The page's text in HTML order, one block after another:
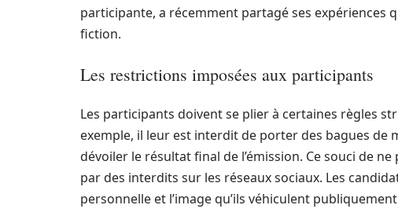
participante, a récemment partagé ses expériences
fiction.
Les restrictions imposées aux participants
Les participants doivent se plier à certaines règles
exemple, il leur est interdit de porter des bagues de
dévoiler le résultat final de l’émission. Ce souci de ne
par des interdits sur les réseaux sociaux. Les
personnelle et l’image qu’ils véhiculent